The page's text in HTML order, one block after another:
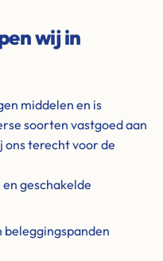
wij in
middelen en is
soorten vastgoed aan
ons terecht voor de
geschakelde
beleggingspanden